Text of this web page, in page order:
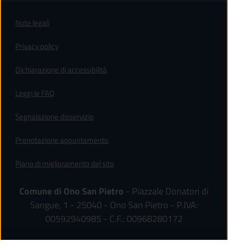
Note legali
Privacy policy
Dichiarazione di accessibilità
Leggi le FAQ
Segnalazione disservizio
Prenotazione appuntamento
Piano di miglioramento del sito
Comune di Ono San Pietro - Piazzale Donatori di
Sangue, 1 - 25040 - Ono San Pietro - P.IVA:
00592940985 - C.F.: 00968280172